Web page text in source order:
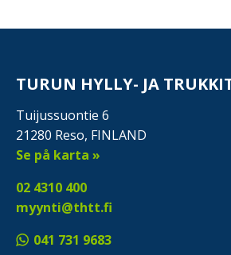
TURUN HYLLY- JA
Tuijussuontie 6
21280 Reso, FINLAND
Se på karta »
02 4310 400
myynti@thtt.fi
041 731 9683